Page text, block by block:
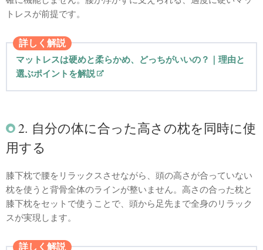
トレスが前提です。
詳しく解説
マットレスは硬めと柔らかめ、どっちがいいの？｜理由と
選ぶポイントを解説
2. 自分の体に合った高さの枕を同時に使
用する
膝下枕で腰をリラックスさせながら、頭の高さが合っていない
枕を使うと背骨全体のラインが整いません。高さの合った枕と
膝下枕をセットで使うことで、頭から足先まで全身のリラック
スが実現します。
詳しく解説